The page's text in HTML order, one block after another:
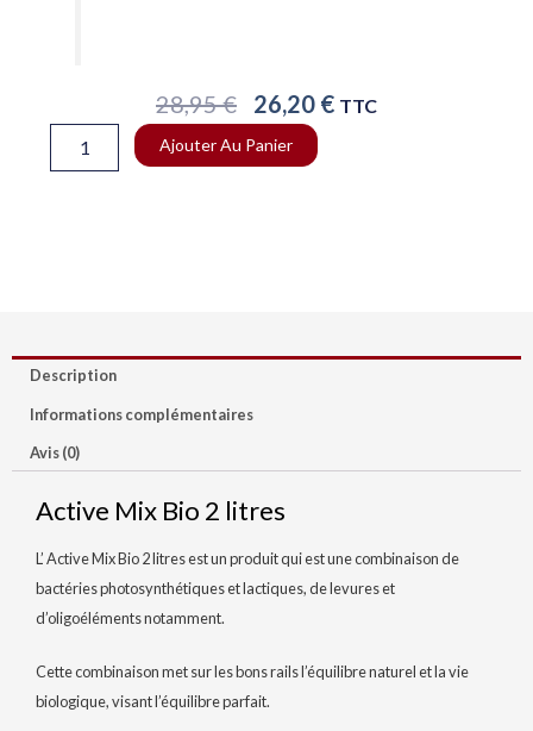
28,95€
Le
Prix
Initial
26,20 €Le
TTC
Ajouter Au Panier
Description
Informations complémentaires
Avis (0)
Active Mix Bio 2 litres
L’ Active Mix Bio 2 litres est un produit qui est une combinaison de
bactéries photosynthétiques et lactiques, de levures et
d’oligoéléments notamment.
Cette combinaison met sur les bons rails l’équilibre naturel et la vie
biologique, visant l’équilibre parfait.